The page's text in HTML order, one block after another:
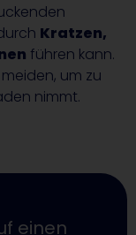
Kratzen,
führen kann.
um zu
nimmt.
einen